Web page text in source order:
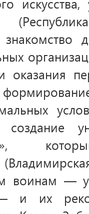
оказания
создание
2»,
воинам —
их